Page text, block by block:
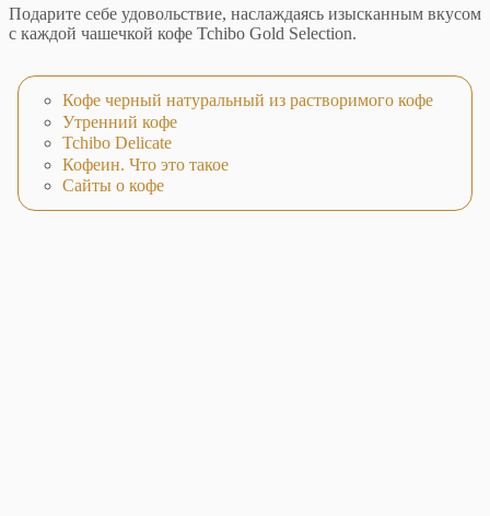
Подарите себе удовольствие, наслаждаясь изысканным вкусом
с каждой чашечкой кофе Tchibo Gold Selection.
Кофе черный натуральный из растворимого кофе
Утренний кофе
Tchibo Delicate
Кофеин. Что это такое
Сайты о кофе